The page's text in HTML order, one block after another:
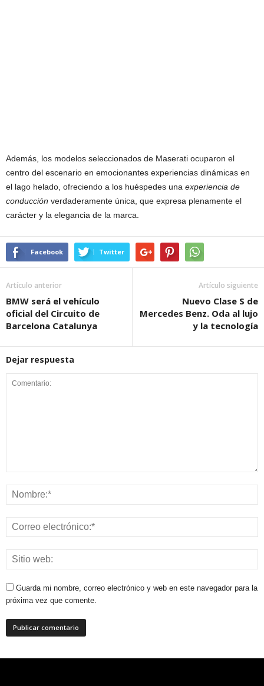
Además, los modelos seleccionados de Maserati ocuparon el
centro del escenario en emocionantes experiencias dinámicas en
el lago helado, ofreciendo a los huéspedes una experiencia de
conducción verdaderamente única, que expresa plenamente el
carácter y la elegancia de la marca.
Facebook Twitter
Artículo anterior
BMW será el vehículo
oficial del Circuito de
Barcelona Catalunya
Artículo siguiente
Nuevo Clase S de
Mercedes Benz. Oda al lujo
y la tecnología
Dejar respuesta
Guarda mi nombre, correo electrónico y web en este navegador para la
próxima vez que comente.